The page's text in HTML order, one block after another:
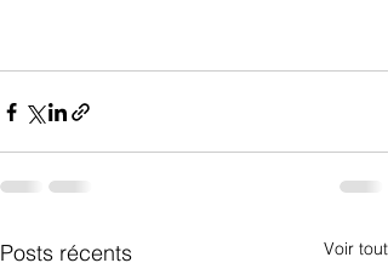
Posts récents Voir tout